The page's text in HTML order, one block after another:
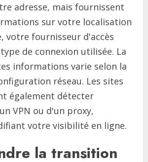
adresse, mais fournissent
sur votre localisation
votre fournisseur d'accès
de connexion utilisée. La
informations varie selon la
réseau. Les sites
également détecter
VPN ou d'un proxy,
votre visibilité en ligne.
la transition